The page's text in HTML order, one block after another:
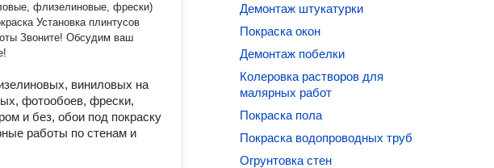
ваш
виниловых на
фотообоев, фрески,
и без, обои под покраску
работы по стенам и
Демонтаж штукатурки
Покраска окон
Демонтаж побелки
Колеровка растворов для
малярных работ
Покраска пола
Покраска водопроводных труб
Огрунтовка стен